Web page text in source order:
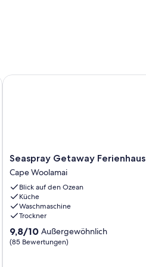
Seaspray
Getaway
Ferienhaus
Cape
Woolamai
Seaspray Getaway Ferienhaus
Cape Woolamai
Blick auf den Ozean
Küche
Waschmaschine
Trockner
9.8
von
9,8/10 Außergewöhnlich
(85 Bewertungen)
Seaspray Getaway Ferienhaus